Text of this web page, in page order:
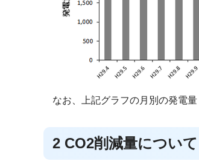
なお、上記グラフの月別の発電
2 CO2削減量について